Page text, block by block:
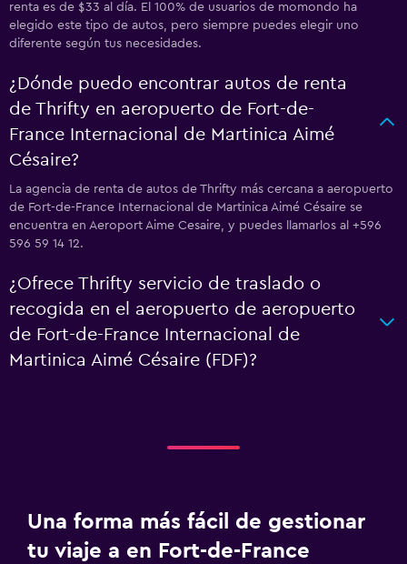
renta es de $33 al día. El 100% de usuarios de momondo ha
elegido este tipo de autos, pero siempre puedes elegir uno
diferente según tus necesidades.
¿Dónde puedo encontrar autos de renta
de Thrifty en aeropuerto de Fort-de-
France Internacional de Martinica Aimé
Césaire?
La agencia de renta de autos de Thrifty más cercana a aeropuerto
de Fort-de-France Internacional de Martinica Aimé Césaire se
encuentra en Aeroport Aime Cesaire, y puedes llamarlos al +596
596 59 14 12.
¿Ofrece Thrifty servicio de traslado o
recogida en el aeropuerto de aeropuerto
de Fort-de-France Internacional de
Martinica Aimé Césaire (FDF)?
Una forma más fácil de gestionar
tu viaje a en Fort-de-France